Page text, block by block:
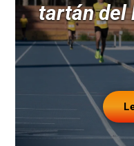
tartán del